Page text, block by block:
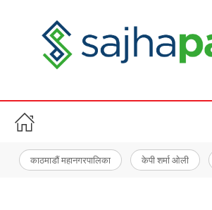
काठमाडौं महानगरपालिका केपी शर्मा ओली